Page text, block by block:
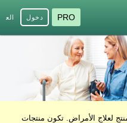
PRO دخول
لعلاج الأمراض. تكون منتجات